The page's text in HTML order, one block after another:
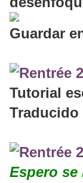
Guardar
Tutorial
Traducido
Espero